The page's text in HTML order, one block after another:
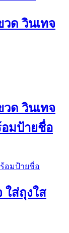
ด วินเทจ
ด วินเทจ
มป้ายชื่อ
ส่ถุงใส